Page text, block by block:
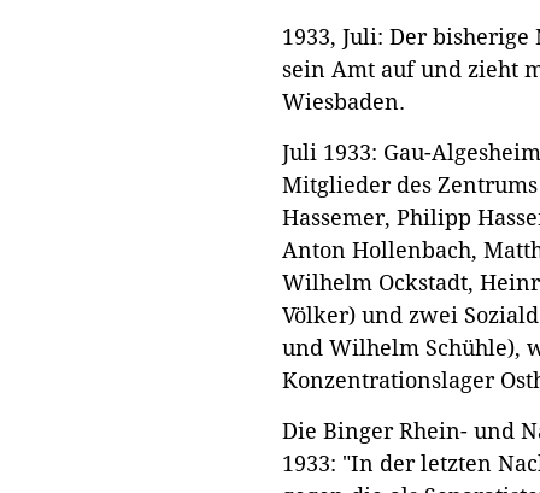
1933, Juli: Der
sein Amt auf und zieht
Wiesbaden.
Juli 1933: Gau-
Mitglieder des
Hassemer, Philipp
Anton Hollenbach,
Wilhelm Ockstadt,
Völker) und zwei
und Wilhelm Schühle),
Konzentrationslager
Die Binger Rhein- und
1933: "In der letzten